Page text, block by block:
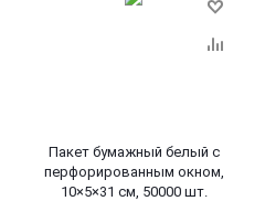
Пакет бумажный белый с
перфорированным окном,
10×5×31 см, 50000 шт.